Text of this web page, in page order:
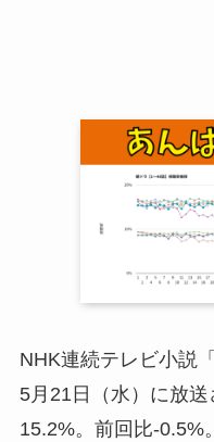
NHK連続テレビ小説
5月21日（水）に放
15.2%。 前回比-0.5%